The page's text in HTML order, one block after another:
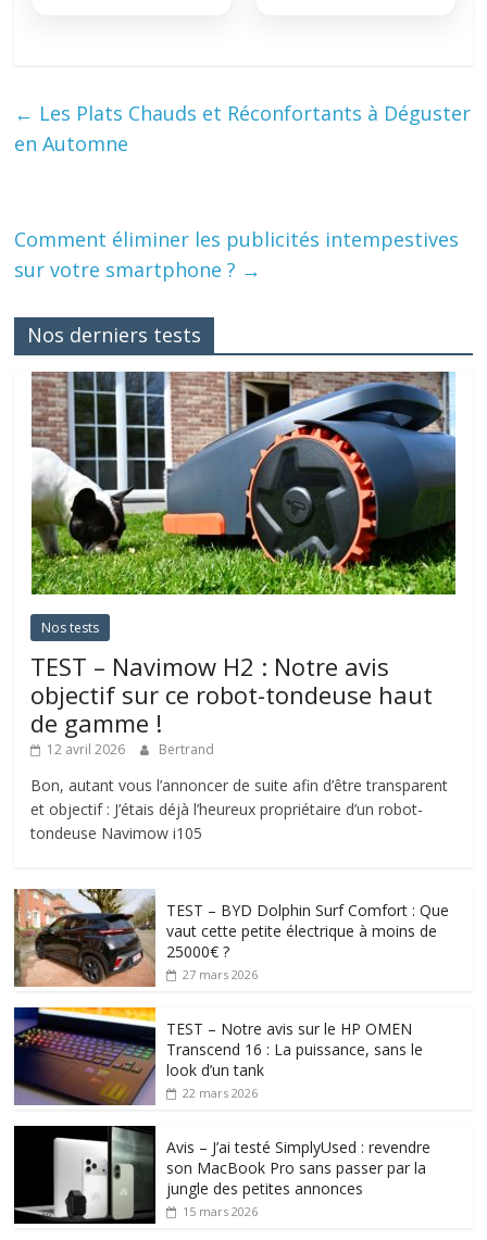
← Les Plats Chauds et Réconfortants à Déguster
en Automne
Comment éliminer les publicités intempestives
sur votre smartphone ? →
Nos derniers tests
Nos tests
TEST – Navimow H2 : Notre avis
objectif sur ce robot-tondeuse haut
de gamme !
12 avril 2026 Bertrand
Bon, autant vous l’annoncer de suite afin d’être transparent
et objectif : J’étais déjà l’heureux propriétaire d’un robot-
tondeuse Navimow i105
TEST – BYD Dolphin Surf Comfort : Que
vaut cette petite électrique à moins de
25000€ ?
27 mars 2026
TEST – Notre avis sur le HP OMEN
Transcend 16 : La puissance, sans le
look d’un tank
22 mars 2026
Avis – J’ai testé SimplyUsed : revendre
son MacBook Pro sans passer par la
jungle des petites annonces
15 mars 2026